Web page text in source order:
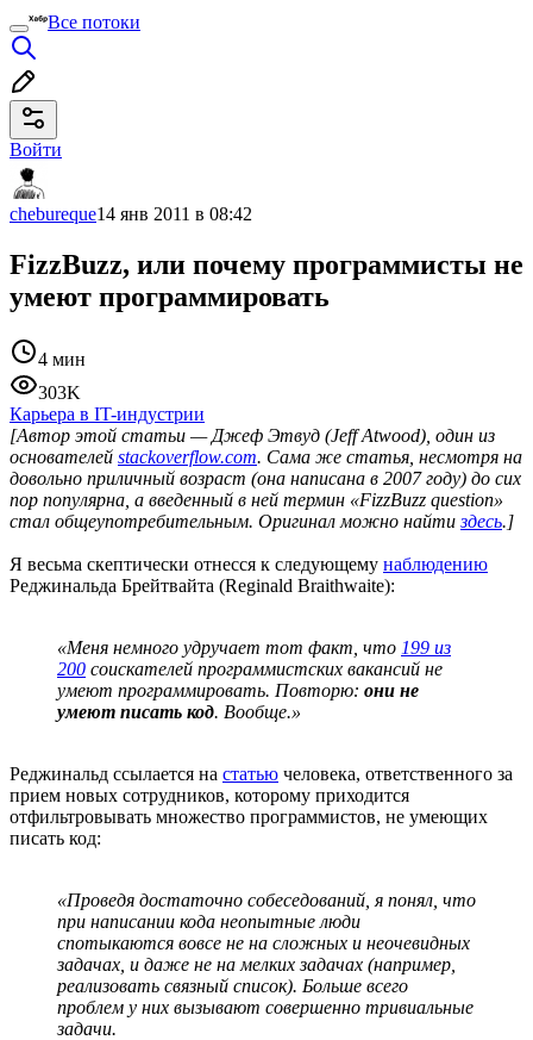
Все потоки
Войти
chebureque14 янв 2011 в 08:42
FizzBuzz, или почему программисты не
умеют программировать
4 мин
303K
Карьера в IT-индустрии
[Автор этой статьи — Джеф Этвуд (Jeff Atwood), один из
основателей stackoverflow.com. Сама же статья, несмотря на
довольно приличный возраст (она написана в 2007 году) до сих
пор популярна, а введенный в ней термин «FizzBuzz question»
стал общеупотребительным. Оригинал можно найтиздесь.]
Я весьма скептически отнесся к следующему наблюдению
Реджинальда Брейтвайта (Reginald Braithwaite):
«Меня немного удручает тот факт, что 199 из
200 соискателей программистских вакансий не
умеют программировать. Повторю: они не
умеют писать код. Вообще.»
Реджинальд ссылается на статью человека, ответственного за
прием новых сотрудников, которому приходится
отфильтровывать множество программистов, не умеющих
писать код:
«Проведя достаточно собеседований, я понял, что
при написании кода неопытные люди
спотыкаются вовсе не на сложных и неочевидных
задачах, и даже не на мелких задачах (например,
реализовать связный список). Больше всего
проблем у них вызывают совершенно тривиальные
задачи.